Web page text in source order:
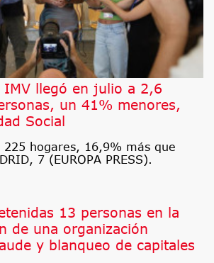
IMV llegó en julio a 2,6
un 41% menores,
Social
225 hogares, 16,9% más que
7 (EUROPA PRESS).
13 personas en la
de una organización
y blanqueo de capitales